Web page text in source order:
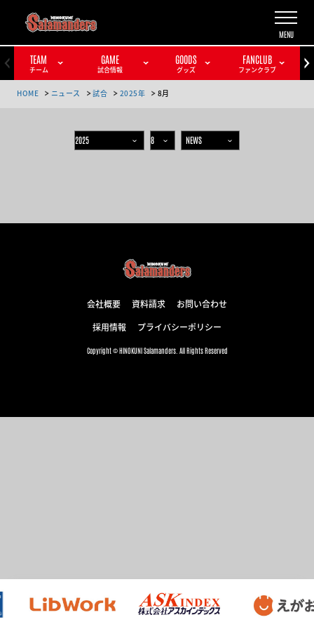
TEAM
チーム
GAME
試合情報
GOODS
グッズ
FANCLUB
ファンクラブ
HOME ニュース 試合 2025年 8月
会社概要 資料請求 お問い合わせ
採用情報 プライバシーポリシー
Copyright © HINOKUNI Salamanders. All Rights Reserved